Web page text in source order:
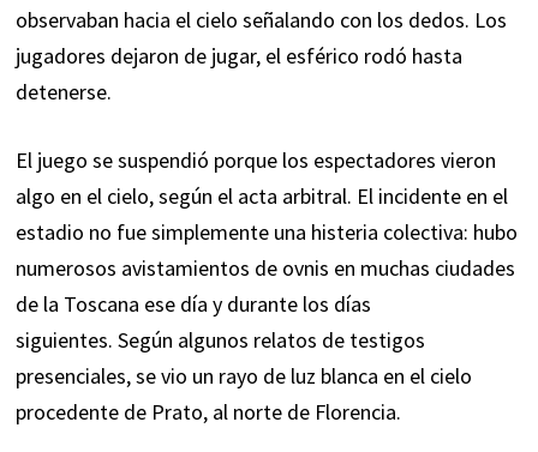
observaban hacia el cielo señalando con los dedos. Los
jugadores dejaron de jugar, el esférico rodó hasta
detenerse.
El juego se suspendió porque los espectadores vieron
algo en el cielo, según el acta arbitral. El incidente en el
estadio no fue simplemente una histeria colectiva: hubo
numerosos avistamientos de ovnis en muchas ciudades
de la Toscana ese día y durante los días
siguientes. Según algunos relatos de testigos
presenciales, se vio un rayo de luz blanca en el cielo
procedente de Prato, al norte de Florencia.